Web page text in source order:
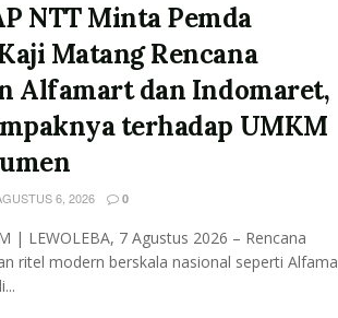
NTT Minta Pemda
Matang Rencana
Alfamart dan Indomaret,
terhadap UMKM
6, 2026 0
| LEWOLEBA, 7 Agustus 2026 – Rencana
ritel modern berskala nasional seperti